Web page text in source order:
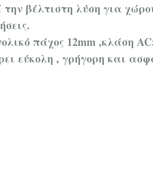
την βέλτιστη λύση για
πάχος 12mm ,κλάση
εύκολη , γρήγορη και